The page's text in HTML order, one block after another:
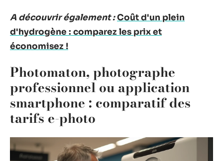
A découvrir également :Coût d'un plein
d'hydrogène : comparez les prix et
économisez !
Photomaton, photographe
professionnel ou application
smartphone : comparatif des
tarifs e-photo